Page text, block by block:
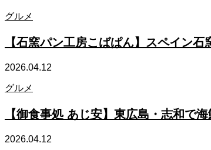
グルメ
【石窯パン工房こばぱん】スペイン
2026.04.12
グルメ
【御食事処 あじ安】東広島・志和で
2026.04.12